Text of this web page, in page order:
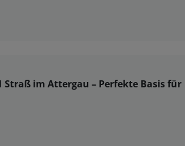
Straß im Attergau – Perfekte Basis für